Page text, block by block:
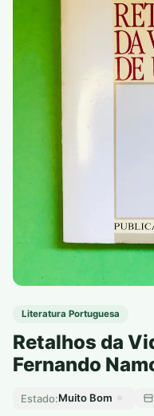
Literatura Portuguesa
Retalhos da
Fernando
Estado:Muito Bom